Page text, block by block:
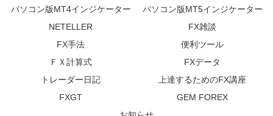
パソコン版MT4インジケーター
パソコン版MT5インジケーター
NETELLER
FX雑談
FX手法
便利ツール
ＦＸ計算式
FXデータ
トレーダー日記
上達するためのFX講座
FXGT
GEM FOREX